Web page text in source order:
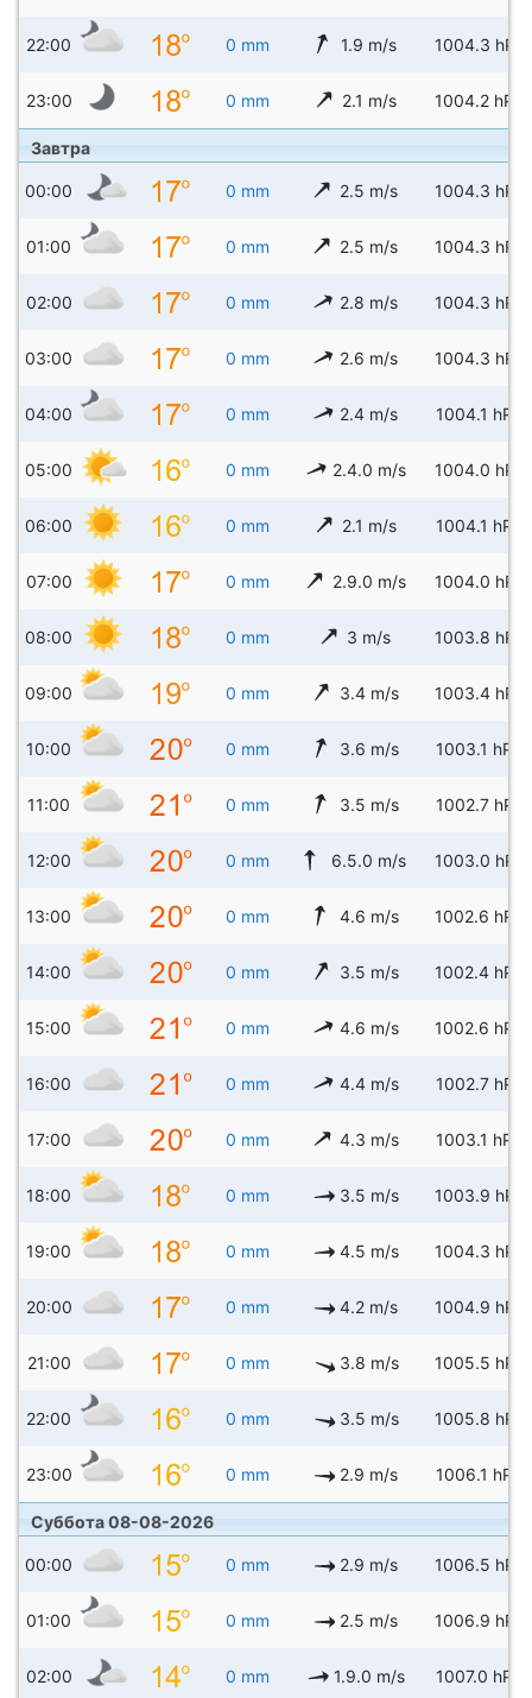
22:00 0 mm 1.9 m/s 1004.3 hPa
23:00 0 mm 2.1 m/s 1004.2 hPa
Завтра
00:00 0 mm 2.5 m/s 1004.3 hPa
01:00 0 mm 2.5 m/s 1004.3 hPa
02:00 0 mm 2.8 m/s 1004.3 hPa
03:00 0 mm 2.6 m/s 1004.3 hPa
04:00 0 mm 2.4 m/s 1004.1 hPa
05:00 0 mm 2.4.0 m/s 1004.0 hPa
06:00 0 mm 2.1 m/s 1004.1 hPa
07:00 0 mm 2.9.0 m/s 1004.0 hPa
08:00 0 mm 3 m/s 1003.8 hPa
09:00 0 mm 3.4 m/s 1003.4 hPa
10:00 0 mm 3.6 m/s 1003.1 hPa
11:00 0 mm 3.5 m/s 1002.7 hPa
12:00 0 mm 6.5.0 m/s 1003.0 hPa
13:00 0 mm 4.6 m/s 1002.6 hPa
14:00 0 mm 3.5 m/s 1002.4 hPa
15:00 0 mm 4.6 m/s 1002.6 hPa
16:00 0 mm 4.4 m/s 1002.7 hPa
17:00 0 mm 4.3 m/s 1003.1 hPa
18:00 0 mm 3.5 m/s 1003.9 hPa
19:00 0 mm 4.5 m/s 1004.3 hPa
20:00 0 mm 4.2 m/s 1004.9 hPa
21:00 0 mm 3.8 m/s 1005.5 hPa
22:00 0 mm 3.5 m/s 1005.8 hPa
23:00 0 mm 2.9 m/s 1006.1 hPa
Суббота 08-08-2026
00:00 0 mm 2.9 m/s 1006.5 hPa
01:00 0 mm 2.5 m/s 1006.9 hPa
02:00 0 mm 1.9.0 m/s 1007.0 hPa